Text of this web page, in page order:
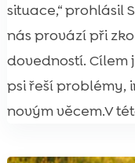
situace,“ prohlásil
nás provází při
dovedností. Cílem
psi řeší problémy,
novým věcem.V